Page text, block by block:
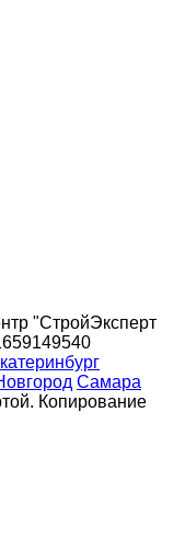
"СтройЭксперт
Самара
Копирование